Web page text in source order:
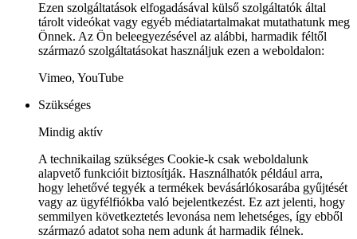
Ezen szolgáltatások elfogadásával külső szolgáltatók által
tárolt videókat vagy egyéb médiatartalmakat mutathatunk meg
Önnek. Az Ön beleegyezésével az alábbi, harmadik féltől
származó szolgáltatásokat használjuk ezen a weboldalon:
Vimeo, YouTube
Szükséges
Mindig aktív
A technikailag szükséges Cookie-k csak weboldalunk
alapvető funkcióit biztosítják. Használhatók például arra,
hogy lehetővé tegyék a termékek bevásárlókosarába gyűjtését
vagy az ügyfélfiókba való bejelentkezést. Ez azt jelenti, hogy
semmilyen következtetés levonása nem lehetséges, így ebből
származó adatot soha nem adunk át harmadik félnek.